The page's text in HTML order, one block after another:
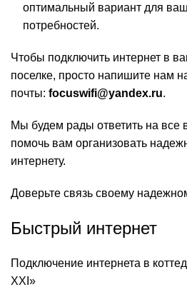
оптимальный вариант для
потребностей.
Чтобы подключить интернет в
поселке, просто напишите нам
почты: focuswifi@yandex.ru.
Мы будем рады ответить на все
помочь вам организовать
интернету.
Доверьте связь своему
Быстрый интернет
Подключение интернета в
XXI»